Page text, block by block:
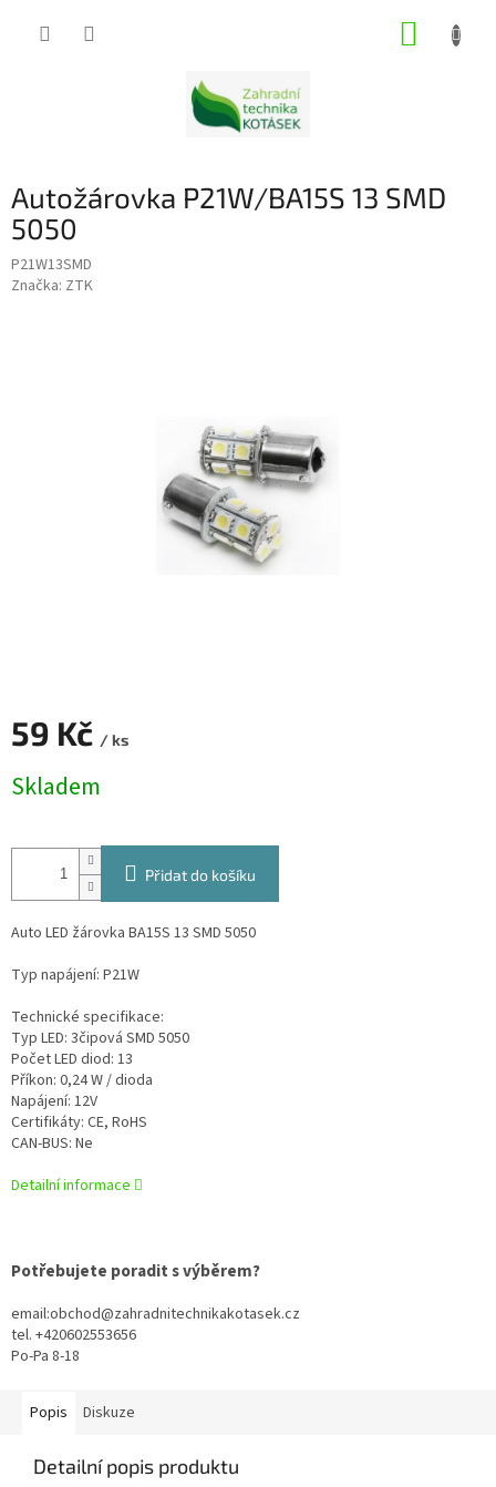
Autožárovka P21W/BA15S 13 SMD
5050
P21W13SMD
Značka: ZTK
59 Kč / ks
cena:
Skladem
Přidat do košíku
Auto LED žárovka BA15S 13 SMD 5050
Typ napájení: P21W
Technické specifikace:
Typ LED: 3čipová SMD 5050
Počet LED diod: 13
Příkon: 0,24 W / dioda
Napájení: 12V
Certifikáty: CE, RoHS
CAN-BUS: Ne
Detailní informace
Potřebujete poradit s výběrem?
email:obchod@zahradnitechnikakotasek.cz
tel. +420602553656
Po-Pa 8-18
Popis Diskuze
Detailní popis produktu